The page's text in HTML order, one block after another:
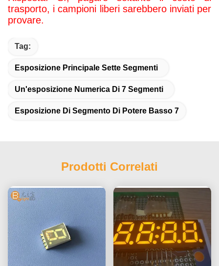
trasporto, i campioni liberi sarebbero inviati per
provare.
Tag:
Esposizione Principale Sette Segmenti
Un'esposizione Numerica Di 7 Segmenti
Esposizione Di Segmento Di Potere Basso 7
Prodotti Correlati